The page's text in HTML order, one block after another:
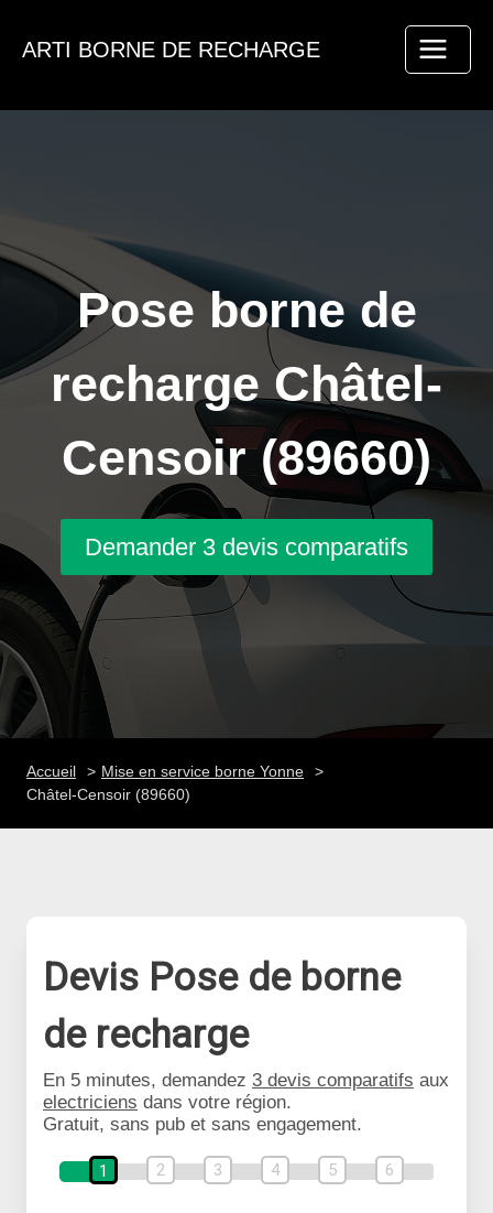
ARTI BORNE DE RECHARGE
Pose borne de
recharge Châtel-
Censoir (89660)
Demander 3 devis comparatifs
Accueil
Mise en service borne Yonne
Châtel-Censoir (89660)
Devis Pose de borne
de recharge
En 5 minutes, demandez 3 devis comparatifs aux
electriciens dans votre région.
Gratuit, sans pub et sans engagement.
1 2 3 4 5 6